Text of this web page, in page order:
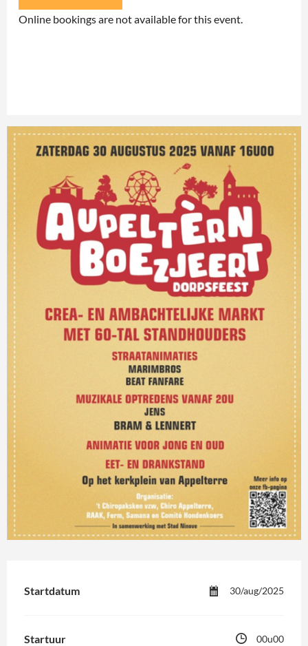
Online bookings are not available for this event.
Startdatum 30/aug/2025
Startuur 00u00